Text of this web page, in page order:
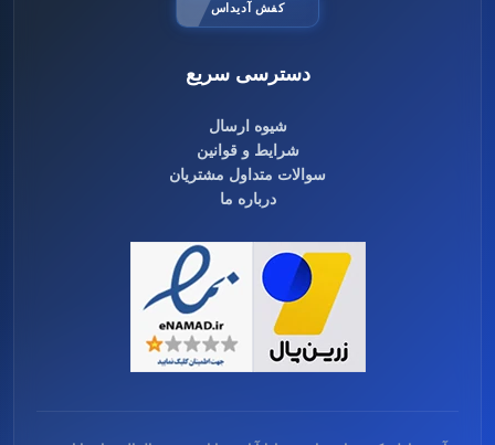
کفش آدیداس
دسترسی سریع
شیوه ارسال
شرایط و قوانین
سوالات متداول مشتریان
درباره ما